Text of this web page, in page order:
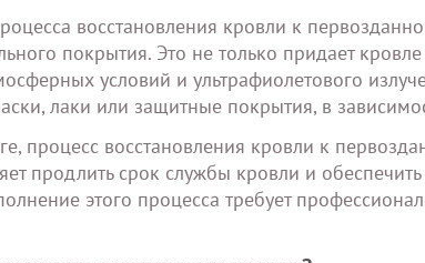
восстановления кровли к
покрытия. Это не только придает
условий и ультрафиолетового
лаки или защитные покрытия, в
процесс восстановления кровли к
продлить срок службы кровли и
этого процесса требует